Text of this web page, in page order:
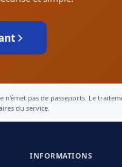
pas de passeports. Le
du service.
INFORMATIONS